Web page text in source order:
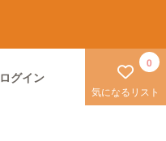
ログイン
気になるリスト
0